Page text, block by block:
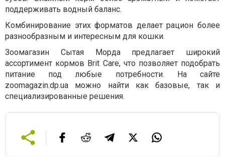
поддерживать водный баланс.
Комбинирование этих форматов делает рацион более
разнообразным и интересным для кошки.
Зоомагазин Сытая Морда предлагает широкий
ассортимент кормов Brit Care, что позволяет подобрать
питание под любые потребности. На сайте
zoomagazin.dp.ua можно найти как базовые, так и
специализированные решения.